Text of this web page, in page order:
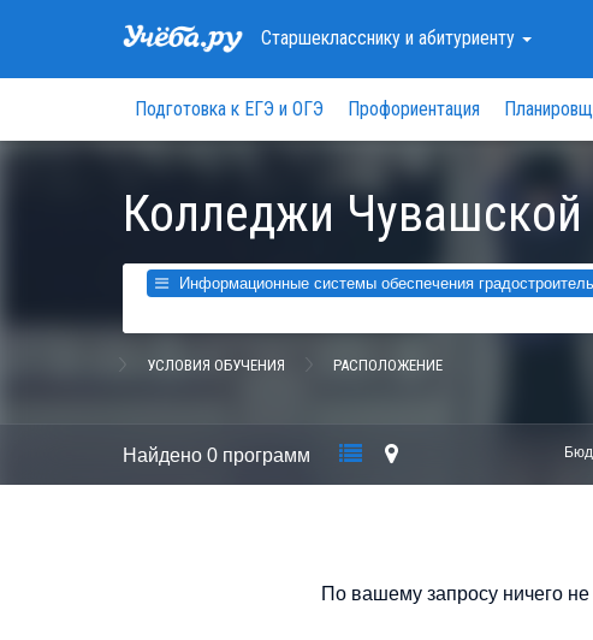
Старшеклассникуи абитуриенту
Подготовка к ЕГЭ и ОГЭ Профориентация
Колледжи Чувашской
Информационные системы обеспечения
УСЛОВИЯ ОБУЧЕНИЯ РАСПОЛОЖЕНИЕ
Найдено 0 программ
По вашему запросу ничего